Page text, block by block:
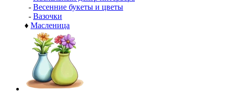
- Весенние букеты и цветы
- Вазочки
♦ Масленица